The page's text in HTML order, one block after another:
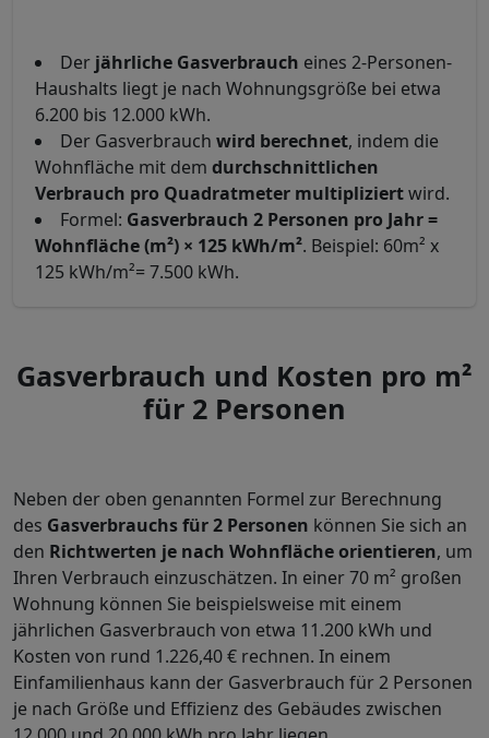
Der jährliche Gasverbrauch eines 2-Personen-
Haushalts liegt je nach Wohnungsgröße bei etwa
6.200 bis 12.000 kWh.
Der Gasverbrauch wird berechnet, indem die
Wohnfläche mit dem durchschnittlichen
Verbrauch pro Quadratmeter multipliziertwird.
Formel: Gasverbrauch 2 Personen pro Jahr =
Wohnfläche (m²) × 125 kWh/m². Beispiel: 60m² x
125 kWh/m²= 7.500 kWh.
Gasverbrauch und Kosten pro m²
für 2 Personen
Neben der oben genannten Formel zur Berechnung
des Gasverbrauchs für 2 Personen können Sie sich an
den Richtwerten je nach Wohnfläche orientieren, um
Ihren Verbrauch einzuschätzen. In einer 70 m² großen
Wohnung können Sie beispielsweise mit einem
jährlichen Gasverbrauch von etwa 11.200 kWh und
Kosten von rund 1.226,40 € rechnen. In einem
Einfamilienhaus kann der Gasverbrauch für 2 Personen
je nach Größe und Effizienz des Gebäudes zwischen